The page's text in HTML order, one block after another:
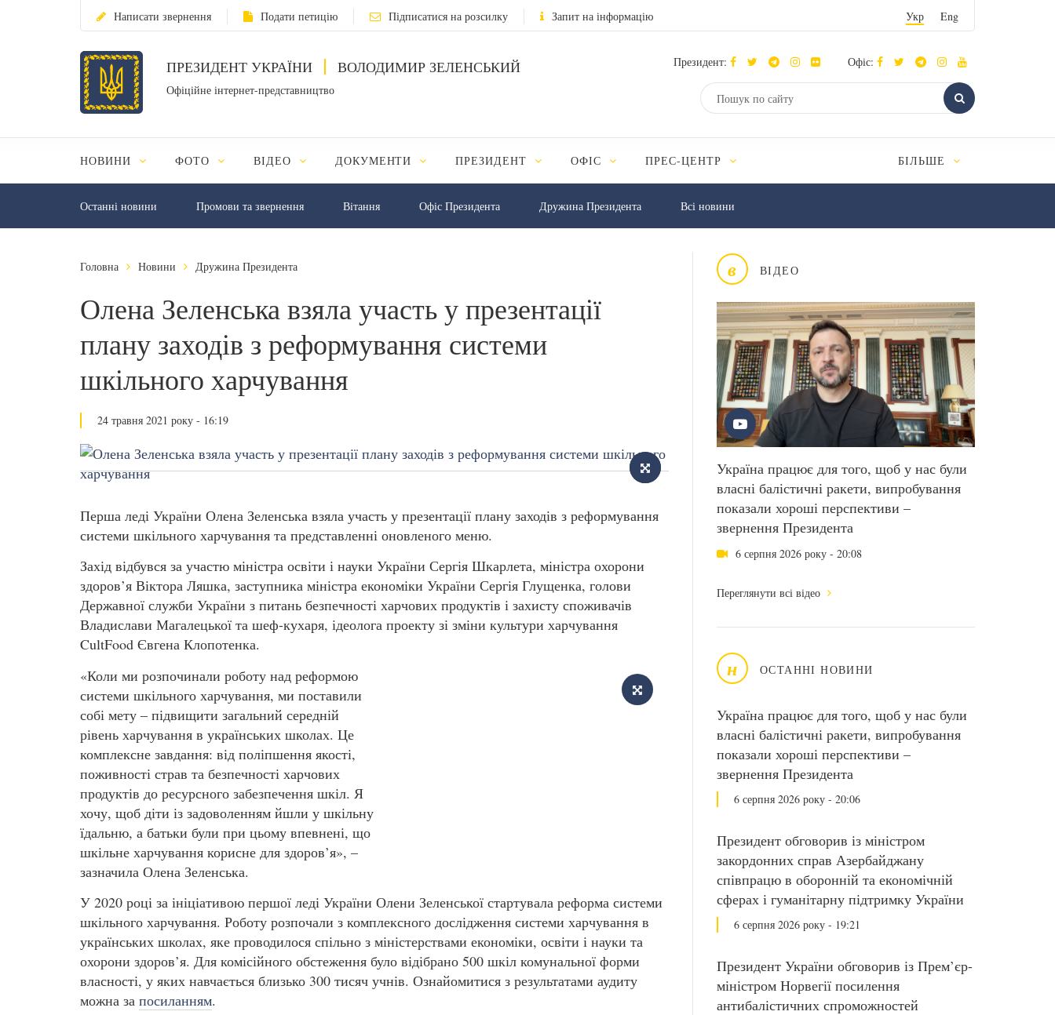
Написати звернення Подати петицію Підписатися на розсилку Запит на інформацію Укр Eng
ПРЕЗИДЕНТ УКРАЇНИ ВОЛОДИМИР ЗЕЛЕНСЬКИЙ
Офіційне інтернет-представництво
Президент: Офіс:
НОВИНИ ФОТО ВІДЕО ДОКУМЕНТИ ПРЕЗИДЕНТ ОФІС ПРЕС-ЦЕНТР БІЛЬШЕ
Останні новини Промови та звернення Вiтання Офіс Президента Дружина Президента Всі новини
в ВІДЕО
Україна працює для того, щоб у нас були
власні балістичні ракети, випробування
показали хороші перспективи –
звернення Президента
6 серпня 2026 року - 20:08
Переглянути всі відео
н ОСТАННІ НОВИНИ
Україна працює для того, щоб у нас були
власні балістичні ракети, випробування
показали хороші перспективи –
звернення Президента
6 серпня 2026 року - 20:06
Президент обговорив із міністром
закордонних справ Азербайджану
співпрацю в оборонній та економічній
сферах і гуманітарну підтримку України
6 серпня 2026 року - 19:21
Президент України обговорив із Прем’єр-
міністром Норвегії посилення
антибалістичних спроможностей
Головна Новини Дружина Президента
Олена Зеленська взяла участь у презентації
плану заходів з реформування системи
шкільного харчування
24 травня 2021 року - 16:19
Перша леді України Олена Зеленська взяла участь у презентації плану заходів з реформування
системи шкільного харчування та представленні оновленого меню.
Захід відбувся за участю міністра освіти і науки України Сергія Шкарлета, міністра охорони
здоров’я Віктора Ляшка, заступника міністра економіки України Сергія Глущенка, голови
Державної служби України з питань безпечності харчових продуктів і захисту споживачів
Владислави Магалецької та шеф-кухаря, ідеолога проекту зі зміни культури харчування
CultFood Євгена Клопотенка.
«Коли ми розпочинали роботу над реформою
системи шкільного харчування, ми поставили
собі мету – підвищити загальний середній
рівень харчування в українських школах. Це
комплексне завдання: від поліпшення якості,
поживності страв та безпечності харчових
продуктів до ресурсного забезпечення шкіл. Я
хочу, щоб діти із задоволенням йшли у шкільну
їдальню, а батьки були при цьому впевнені, що
шкільне харчування корисне для здоров’я», –
зазначила Олена Зеленська.
У 2020 році за ініціативою першої леді України Олени Зеленської стартувала реформа системи
шкільного харчування. Роботу розпочали з комплексного дослідження системи харчування в
українських школах, яке проводилося спільно з міністерствами економіки, освіти і науки та
охорони здоров’я. Для комісійного обстеження було відібрано 500 шкіл комунальної форми
власності, у яких навчається близько 300 тисяч учнів. Ознайомитися з результатами аудиту
можна за посиланням.